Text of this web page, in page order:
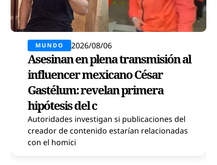
MUNDO 2026/08/06
Asesinan en plena transmisión al
influencer mexicano César
Gastélum: revelan primera
hipótesis del c
Autoridades investigan si publicaciones del
creador de contenido estarían relacionadas
con el homici